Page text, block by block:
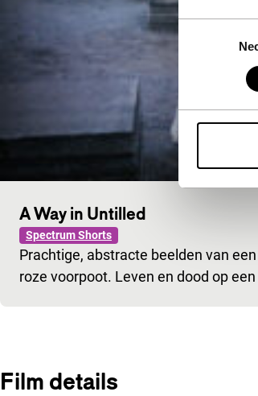
A Way in Untilled
Spectrum Shorts
Prachtige, abstracte beelden van
roze voorpoot. Leven en dood op
Film details